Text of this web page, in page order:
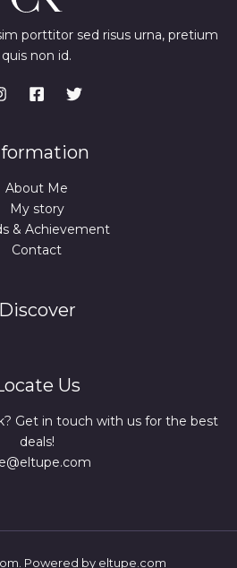
porttitor sed risus urna, pretium
quis non id.
About Me
My story
& Achievement
Contact
Discover
Us
Get in touch with us for the best
deals!
Powered by eltupe.com